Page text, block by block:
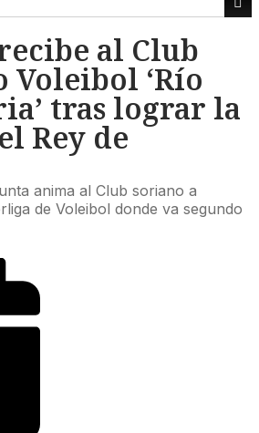
al Club
‘Río
tras lograr la
Rey de
anima al Club soriano a
de Voleibol donde va segundo